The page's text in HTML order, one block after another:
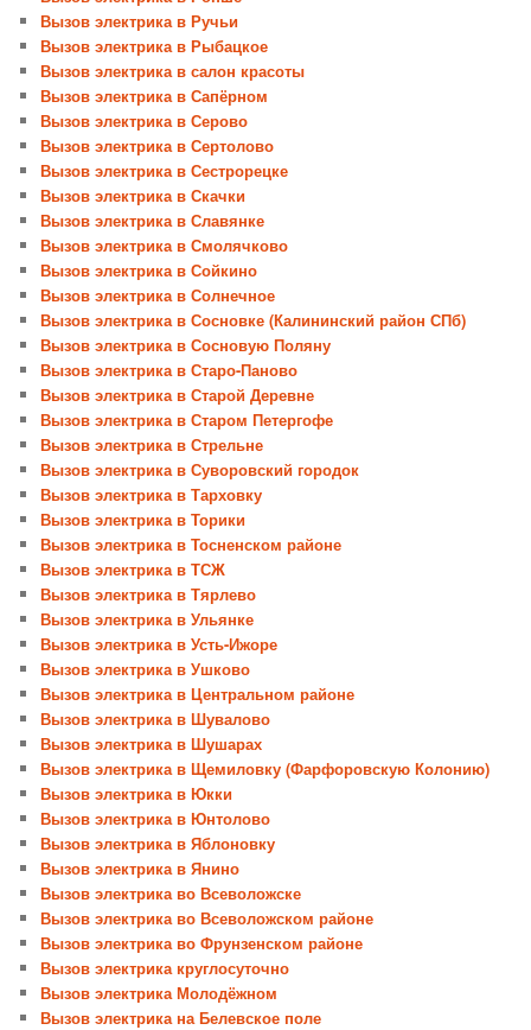
Вызов электрика в Ручьи
Вызов электрика в Рыбацкое
Вызов электрика в салон красоты
Вызов электрика в Сапёрном
Вызов электрика в Серово
Вызов электрика в Сертолово
Вызов электрика в Сестрорецке
Вызов электрика в Скачки
Вызов электрика в Славянке
Вызов электрика в Смолячково
Вызов электрика в Сойкино
Вызов электрика в Солнечное
Вызов электрика в Сосновке (Калининский район СПб)
Вызов электрика в Сосновую Поляну
Вызов электрика в Старо-Паново
Вызов электрика в Старой Деревне
Вызов электрика в Старом Петергофе
Вызов электрика в Стрельне
Вызов электрика в Суворовский городок
Вызов электрика в Тарховку
Вызов электрика в Торики
Вызов электрика в Тосненском районе
Вызов электрика в ТСЖ
Вызов электрика в Тярлево
Вызов электрика в Ульянке
Вызов электрика в Усть-Ижоре
Вызов электрика в Ушково
Вызов электрика в Центральном районе
Вызов электрика в Шувалово
Вызов электрика в Шушарах
Вызов электрика в Щемиловку (Фарфоровскую Колонию)
Вызов электрика в Юкки
Вызов электрика в Юнтолово
Вызов электрика в Яблоновку
Вызов электрика в Янино
Вызов электрика во Всеволожске
Вызов электрика во Всеволожском районе
Вызов электрика во Фрунзенском районе
Вызов электрика круглосуточно
Вызов электрика Молодёжном
Вызов электрика на Белевское поле